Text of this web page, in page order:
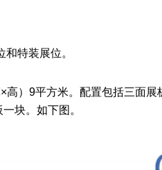
特装展位。
高）9平方米。配置包括三面
块。如下图。